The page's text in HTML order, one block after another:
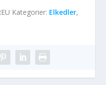
Kategorier: Elkedler,